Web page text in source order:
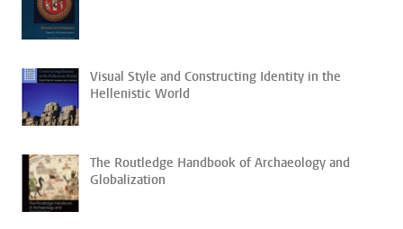
Visual Style and Constructing Identity in the
Hellenistic World
The Routledge Handbook of Archaeology and
Globalization